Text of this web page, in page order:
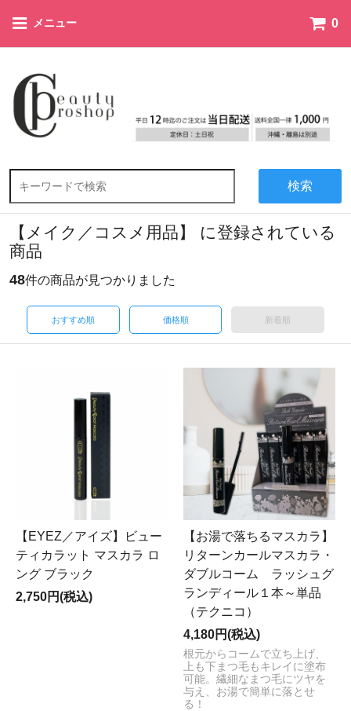
メニュー 0
検索
【メイク／コスメ用品】 に登録されている
商品
48件の商品が見つかりました
おすすめ順 価格順 新着順
【EYEZ／アイズ】ビュー
ティカラット マスカラ ロ
ング ブラック
2,750円(税込)
【お湯で落ちるマスカラ】
リターンカールマスカラ・
ダブルコーム ラッシュグ
ランディール１本～単品
（テクニコ）
4,180円(税込)
根元からコームで立ち上げ、
上も下まつ毛もキレイに塗布
可能。繊細なまつ毛にツヤを
与え、お湯で簡単に落とせ
る！